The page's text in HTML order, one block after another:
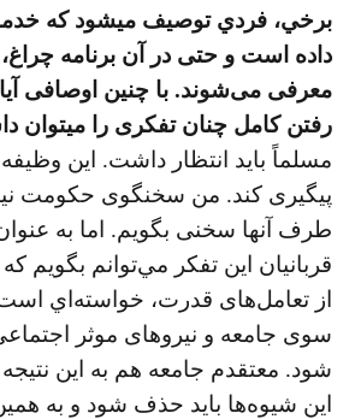
برخي، فردي توصيف ميشود كه
داده است و حتی در آن برنامه
معرفی می‌شوند. با چنين اوصافی آيا
رفتن كامل چنان تفكری را ميتوان
مسلماً بايد انتظار داشت. اين
پيگيری كند. من سخنگوی حكومت
طرف آنها سخنی بگويم. اما به
قربانيان اين تفكر مي‌توانم
از تعامل‌های قدرت، خواسته‌اي است
سوی جامعه و نيروهای موثر
شود. معتقدم جامعه هم به اين
اين شيوه‌ها بايد حذف شود و به همين